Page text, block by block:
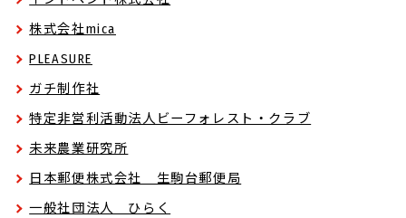
株式会社mica
PLEASURE
ガチ制作社
特定非営利活動法人ビーフォレスト・クラブ
未来農業研究所
日本郵便株式会社 生駒台郵便局
一般社団法人 ひらく